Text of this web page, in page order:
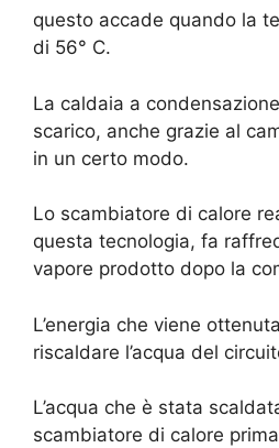
questo accade quando la
di 56° C.
La caldaia a
scarico, anche grazie al
in un certo modo.
Lo scambiatore di calore
questa tecnologia, fa
vapore prodotto dopo la
L’energia che viene
riscaldare l’acqua del
L’acqua che è stata
scambiatore di calore